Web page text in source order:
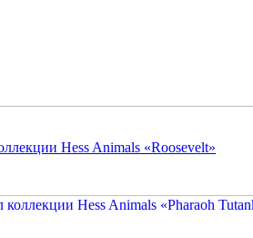
Hess Animals «Roosevelt»